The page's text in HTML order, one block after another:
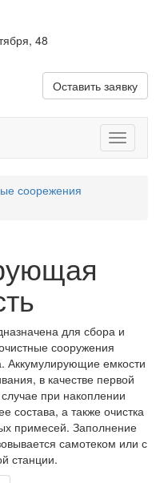
48
Оставить заявку
меню
соорежения
для сбора и
сооружения
Аккумулирующие емкости
в качестве первой
при накоплении
состава, а также очистка
примесей. Заполнение
самотеком или с
станции.